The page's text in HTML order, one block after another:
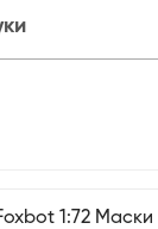
1:72